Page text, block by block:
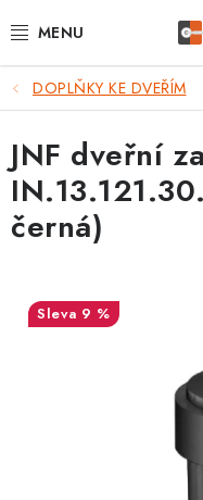
na
VÝPRODEJ - TOP AKCE
BLOG
UŽITEČNÉ RADY
POŠTOVNÉ
DOPLŇKY KE DVEŘÍM
JNF dveřní
černá)
9 %